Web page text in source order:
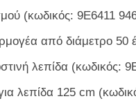
(κωδικός: 9E6411
από διάμετρο 50
λεπίδα (κωδικός:
λεπίδα 125 cm